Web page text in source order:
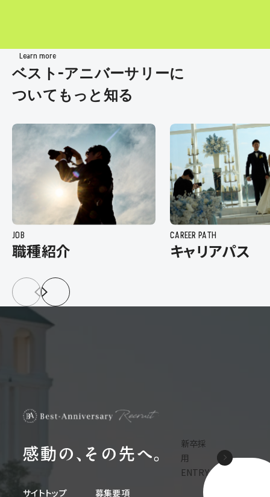
Learn more
ベスト-アニバーサリーに
ついてもっと知る
JOB
職種紹介
CAREER PATH
キャリアパス
サイトトップ 募集要項
新卒採
用
ENTRY